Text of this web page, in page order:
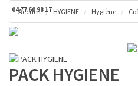
04 77 60 98 17
Accueil HYGIENE Hygiène
PACK HYGIENE